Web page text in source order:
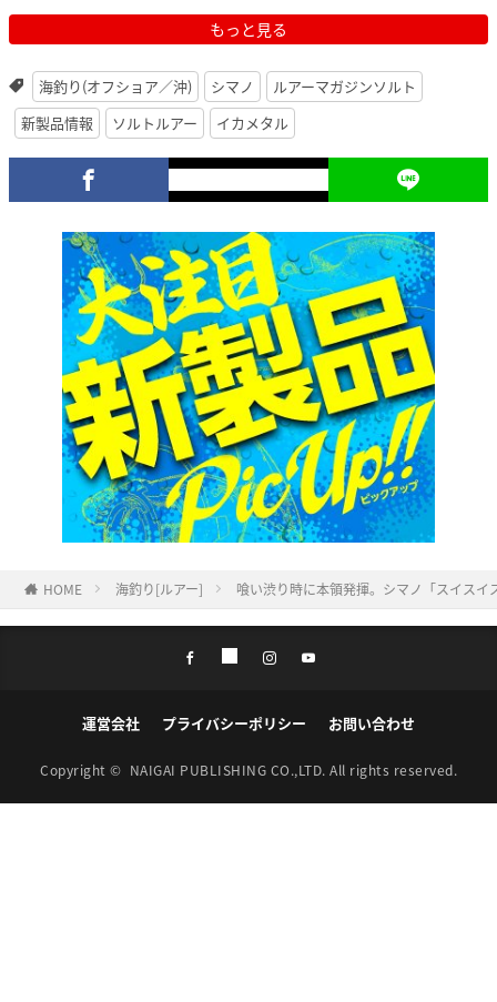
もっと見る
海釣り(オフショア／沖) シマノ
ルアーマガジンソルト
新製品情報
ソルトルアー イカメタル
HOME 海釣り[ルアー] 喰い渋り時に本領発揮。シマノ「スイス
運営会社 プライバシーポリシー お問い合わせ
Copyright © NAIGAI PUBLISHING CO.,LTD. All rights reserved.